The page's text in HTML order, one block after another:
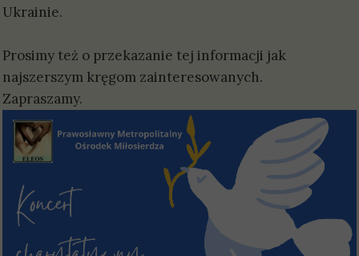
Ukrainie.
Prosimy też o przekazanie tej informacji jak
najszerszym kręgom zainteresowanych.
Zapraszamy.